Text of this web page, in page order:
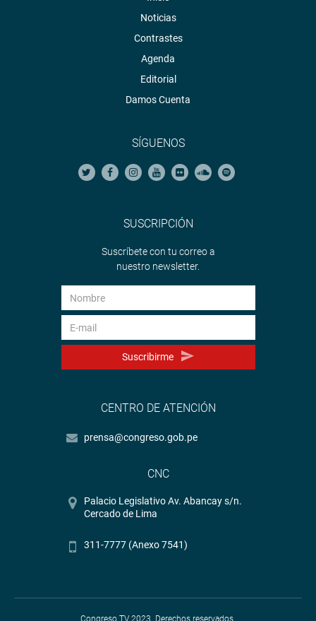
Noticias
Contrastes
Agenda
Editorial
Damos Cuenta
SÍGUENOS
SUSCRIPCIÓN
Suscríbete con tu correo a
nuestro newsletter.
Suscribirme
CENTRO DE ATENCIÓN
prensa@congreso.gob.pe
CNC
Palacio Legislativo Av. Abancay s/n.
Cercado de Lima
311-7777 (Anexo 7541)
Congreso TV 2023. Derechos reservados.